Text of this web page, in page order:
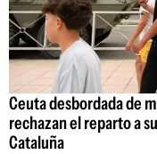
Ceuta desbordada de
rechazan el reparto a
Cataluña